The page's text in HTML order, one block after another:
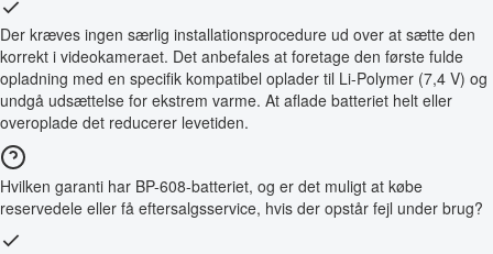
Der kræves ingen særlig installationsprocedure ud over at sætte den
korrekt i videokameraet. Det anbefales at foretage den første fulde
opladning med en specifik kompatibel oplader til Li-Polymer (7,4 V) og
undgå udsættelse for ekstrem varme. At aflade batteriet helt eller
overoplade det reducerer levetiden.
Hvilken garanti har BP-608-batteriet, og er det muligt at købe
reservedele eller få eftersalgsservice, hvis der opstår fejl under brug?